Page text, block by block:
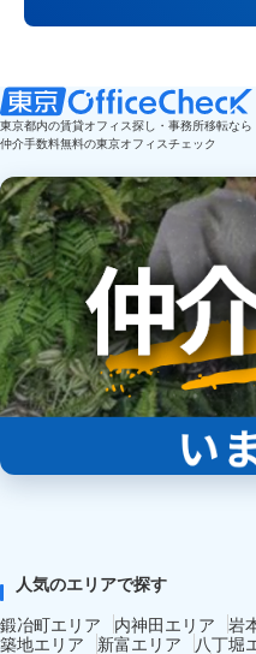
東京都内の賃貸オフィス探し・事務所移転なら
仲介手数料無料の東京オフィスチェック
人気のエリアで探す
鍛冶町エリア
内神田エリア 岩
築地エリア
新富エリア 八丁堀